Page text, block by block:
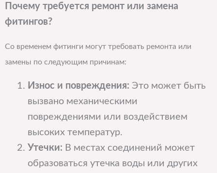
Почему требуется ремонт или замена
фитингов?
Со временем фитинги могут требовать ремонта или
замены по следующим причинам:
Износ и повреждения: Это может быть
вызвано механическими
повреждениями или воздействием
высоких температур.
Утечки: В местах соединений может
образоваться утечка воды или других